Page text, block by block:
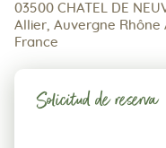
03500 CHATEL DE
Allier, Auvergne Rhône
France
Solicitud de reserva